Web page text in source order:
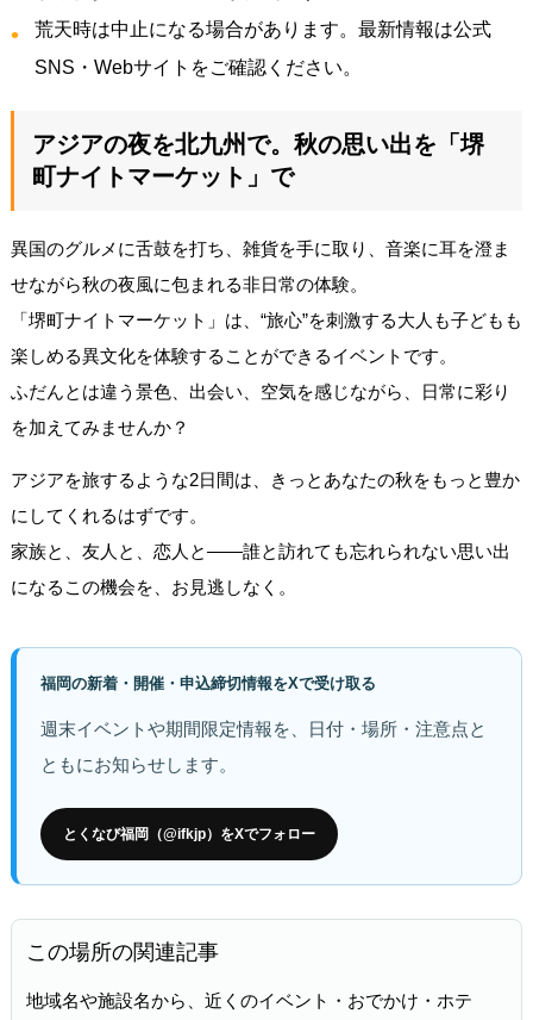
荒天時は中止になる場合があります。最新情報は公式
SNS・Webサイトをご確認ください。
アジアの夜を北九州で。秋の思い出を「堺
町ナイトマーケット」で
異国のグルメに舌鼓を打ち、雑貨を手に取り、音楽に耳を澄ま
せながら秋の夜風に包まれる非日常の体験。
「堺町ナイトマーケット」は、“旅心”を刺激する大人も子どもも
楽しめる異文化を体験することができるイベントです。
ふだんとは違う景色、出会い、空気を感じながら、日常に彩り
を加えてみませんか？
アジアを旅するような2日間は、きっとあなたの秋をもっと豊か
にしてくれるはずです。
家族と、友人と、恋人と――誰と訪れても忘れられない思い出
になるこの機会を、お見逃しなく。
福岡の新着・開催・申込締切情報をXで受け取る
週末イベントや期間限定情報を、日付・場所・注意点と
ともにお知らせします。
とくなび福岡（@ifkjp）をXでフォロー
この場所の関連記事
地域名や施設名から、近くのイベント・おでかけ・ホテ